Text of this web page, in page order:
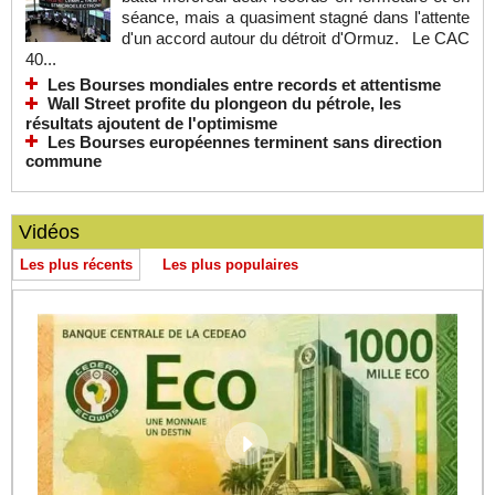
séance, mais a quasiment stagné dans l'attente
d'un accord autour du détroit d'Ormuz. Le CAC
40...
Les Bourses mondiales entre records et attentisme
Wall Street profite du plongeon du pétrole, les
résultats ajoutent de l'optimisme
Les Bourses européennes terminent sans direction
commune
Vidéos
Les plus récents Les plus populaires